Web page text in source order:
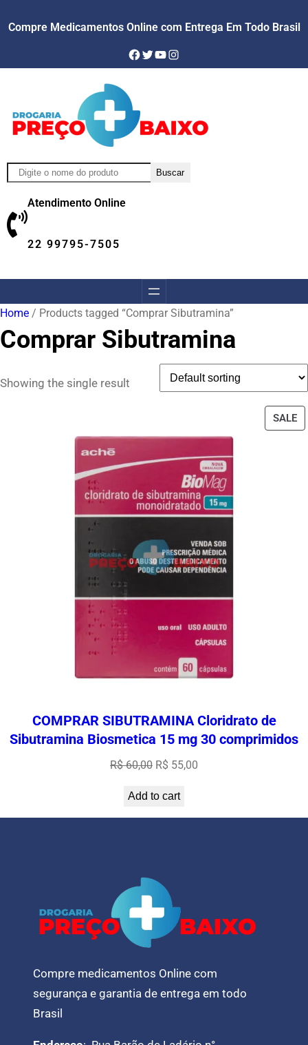
Compre Medicamentos Online com Entrega Em Todo Brasil
Facebook
Twitter
YouTube
Instagram
Pesquisar Buscar
Atendimento Online
22 99795-7505
Home / Products tagged “Comprar Sibutramina”
Comprar Sibutramina
Showing the single result
SALE
COMPRAR SIBUTRAMINA Cloridrato de
Sibutramina Biosmetica 15 mg 30 comprimidos
R$60,00 Original
was:
R$ 55,00
Add to cart
Compre medicamentos Online com
segurança e garantia de entrega em todo
Brasil